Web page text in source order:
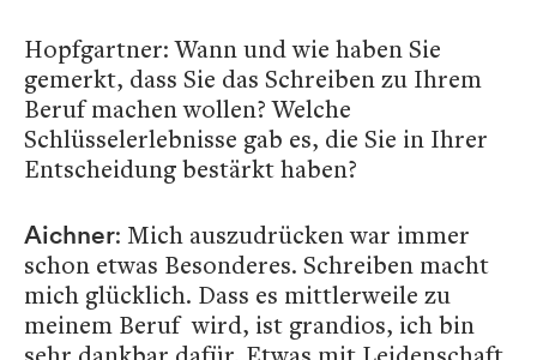
Hopfgartner: Wann und wie haben Sie
gemerkt, dass Sie das Schreiben zu Ihrem
Beruf machen wollen? Welche
Schlüsselerlebnisse gab es, die Sie in Ihrer
Entscheidung bestärkt haben?
Aichner: Mich auszudrücken war immer
schon etwas Besonderes. Schreiben macht
mich glücklich. Dass es mittlerweile zu
meinem Beruf wird, ist grandios, ich bin